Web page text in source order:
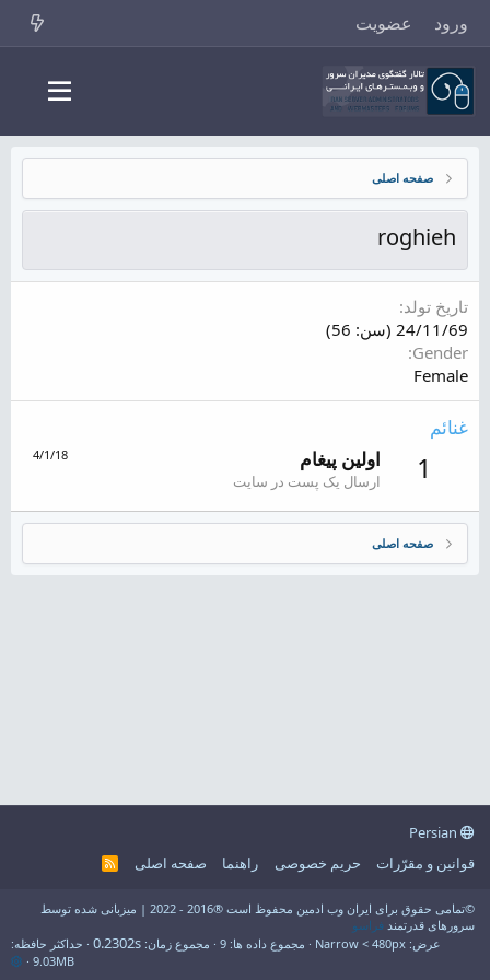
ورود عضویت
صفحه اصلی
roghieh
تاریخ تولد
24/11/69 (سن: 56)
Gender
Female
غنائم
1
4/1/18 اولین پیغام
ارسال یک پست در سایت
صفحه اصلی
قوانین و مقرّرات
حریم خصوصی راهنما صفحه اصلی
R
©تمامی حقوق برای ایران وب ادمین محفوظ است ®2016 - 2022 | میزبانی شده توسط
سرورهای قدرتمند فراسو
عرض
مجموع داده ها 9 مجموع زمان 0.2302s
حداکثر حافظه
9.03MB